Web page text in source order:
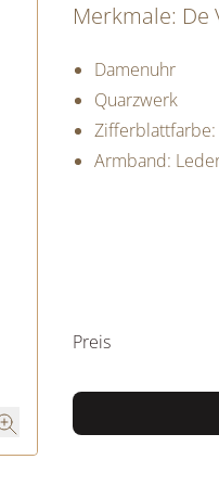
Merkmale: De
Damenuhr
Quarzwerk
Zifferblattfarbe:
Armband:
Preis